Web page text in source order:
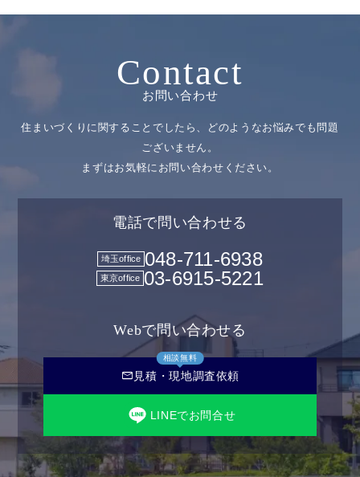
Contact
お問い合わせ
住まいづくりに関することでしたら、どのようなお悩みでも問題
ございません。
まずはお気軽にお問い合わせください。
電話で問い合わせる
埼玉office 048-711-6938
東京office 03-6915-5221
Webで問い合わせる
相談無料
mail 見積・現地調査依頼
LINEでお問合せ